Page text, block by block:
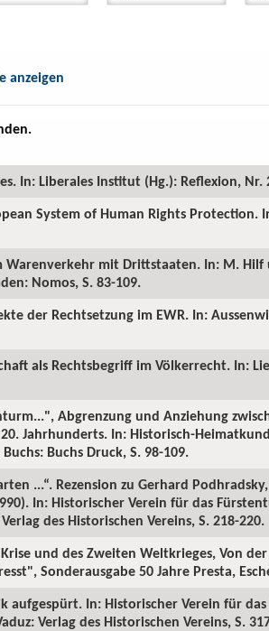
anzeigen
In: Liberales Institut (Hg.): Reflexion, Nr.
System of Human Rights Protection.
mit Drittstaaten. In: M. Hilf
Nomos, S. 83-109.
der Rechtsetzung im EWR. In:
als Rechtsbegriff im Völkerrecht. In:
Abgrenzung und Anziehung
Jahrhunderts. In: Historisch-
Buchs Druck, S. 98-109.
...“. Rezension zu Gerhard
In: Historischer Verein für das
des Historischen Vereins, S. 218-220.
und des Zweiten Weltkrieges, Von
Sonderausgabe 50 Jahre Presta,
aufgespürt. In: Historischer Verein für
Verlag des Historischen Vereins, S.